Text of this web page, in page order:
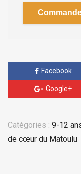
Facebook
Google+
Catégories : 9-12
de cœur du Matoulu